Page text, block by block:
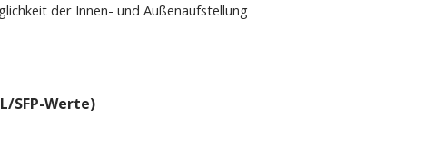
der Innen- und Außenaufstellung
SFP-Werte)